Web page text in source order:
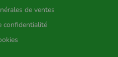
de ventes
confidentialité